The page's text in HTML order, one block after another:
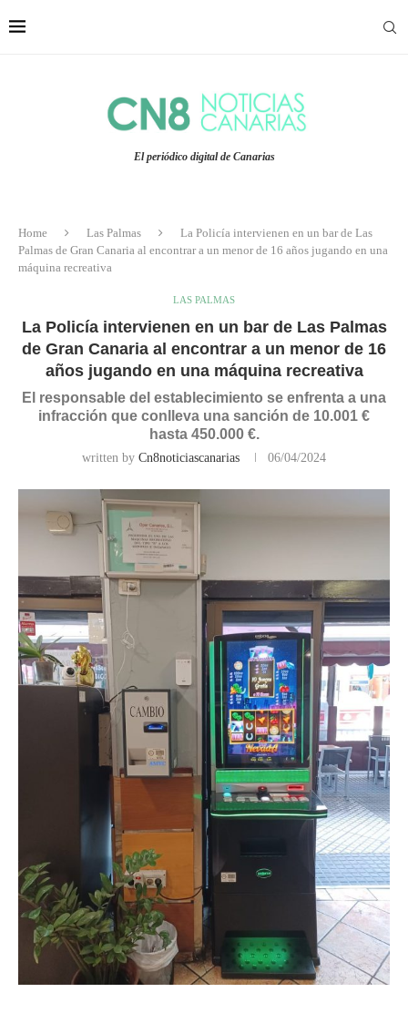
El periódico digital de Canarias
Home Las Palmas
La Policía intervienen en un bar de Las
Palmas de Gran Canaria al encontrar a un menor de 16 años jugando en una
máquina recreativa
LAS PALMAS
La Policía intervienen en un bar de Las Palmas
de Gran Canaria al encontrar a un menor de 16
años jugando en una máquina recreativa
El responsable del establecimiento se enfrenta a una
infracción que conlleva una sanción de 10.001 €
hasta 450.000 €.
written by Cn8noticiascanarias 06/04/2024